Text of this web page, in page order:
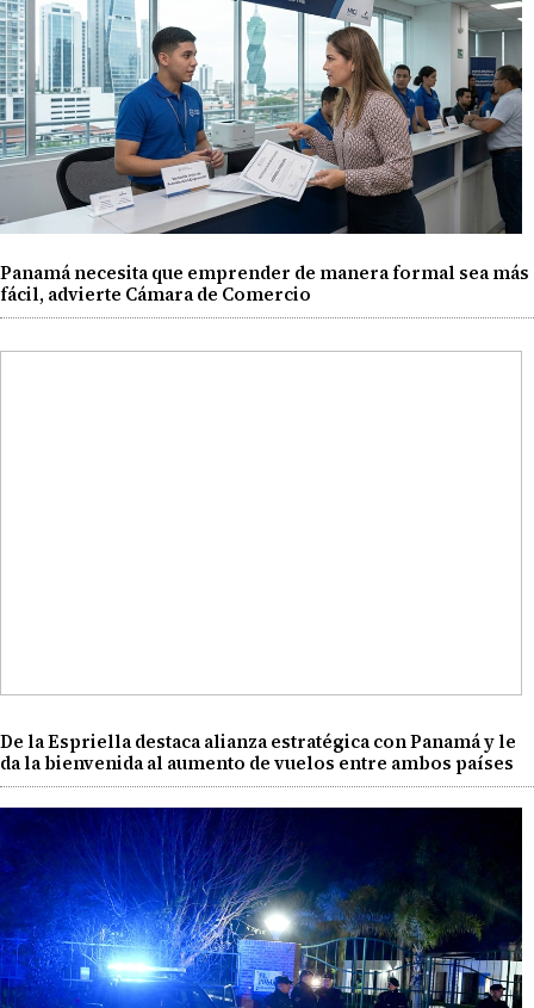
Panamá necesita que emprender de manera formal sea más
fácil, advierte Cámara de Comercio
De la Espriella destaca alianza estratégica con Panamá y le
da la bienvenida al aumento de vuelos entre ambos países